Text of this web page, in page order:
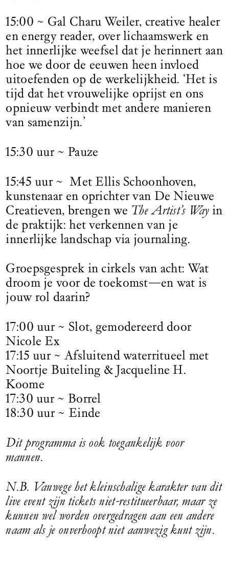
15:00 ~ Gal Charu Weiler, creative healer
en energy reader, over lichaamswerk en
het innerlijke weefsel dat je herinnert aan
hoe we door de eeuwen heen invloed
uitoefenden op de werkelijkheid. ‘Het is
tijd dat het vrouwelijke oprijst en ons
opnieuw verbindt met andere manieren
van samenzijn.’
15:30 uur ~ Pauze
15:45 uur ~ Met Ellis Schoonhoven,
kunstenaar en oprichter van De Nieuwe
Creatieven, brengen we The Artist’s Way in
de praktijk: het verkennen van je
innerlijke landschap via journaling.
Groepsgesprek in cirkels van acht: Wat
droom je voor de toekomst—en wat is
jouw rol daarin?
17:00 uur ~ Slot, gemodereerd door
Nicole Ex
17:15 uur ~ Afsluitend waterritueel met
Noortje Buiteling & Jacqueline H.
Koome
17:30 uur ~ Borrel
18:30 uur ~ Einde
Dit programma is ook toegankelijk voor
mannen.
N.B. Vanwege het kleinschalige karakter van dit
live event zijn tickets niet-restitueerbaar, maar ze
kunnen wel worden overgedragen aan een andere
naam als je onverhoopt niet aanwezig kunt zijn.